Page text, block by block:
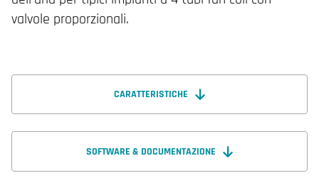
valvole proporzionali.
CARATTERISTICHE
SOFTWARE & DOCUMENTAZIONE